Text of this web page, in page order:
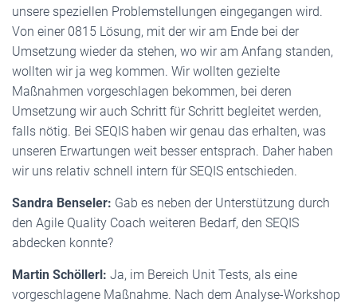
unsere speziellen Problemstellungen eingegangen wird.
Von einer 0815 Lösung, mit der wir am Ende bei der
Umsetzung wieder da stehen, wo wir am Anfang standen,
wollten wir ja weg kommen. Wir wollten gezielte
Maßnahmen vorgeschlagen bekommen, bei deren
Umsetzung wir auch Schritt für Schritt begleitet werden,
falls nötig. Bei SEQIS haben wir genau das erhalten, was
unseren Erwartungen weit besser entsprach. Daher haben
wir uns relativ schnell intern für SEQIS entschieden.
Sandra Benseler: Gab es neben der Unterstützung durch
den Agile Quality Coach weiteren Bedarf, den SEQIS
abdecken konnte?
Martin Schöllerl: Ja, im Bereich Unit Tests, als eine
vorgeschlagene Maßnahme. Nach dem Analyse-Workshop